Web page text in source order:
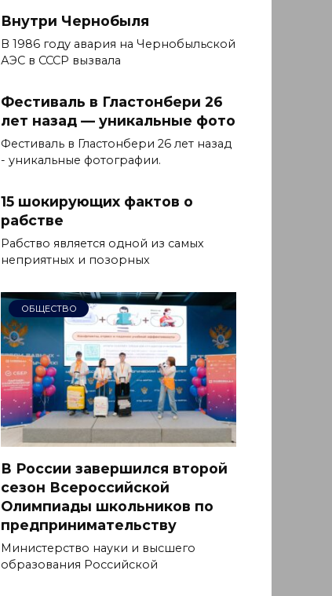
Внутри Чернобыля
В 1986 году авария на Чернобыльской
АЭС в СССР вызвала
Фестиваль в Гластонбери 26
лет назад — уникальные фото
Фестиваль в Гластонбери 26 лет назад
- уникальные фотографии.
15 шокирующих фактов о
рабстве
Рабство является одной из самых
неприятных и позорных
ОБЩЕСТВО
В России завершился второй
сезон Всероссийской
Олимпиады школьников по
предпринимательству
Министерство науки и высшего
образования Российской